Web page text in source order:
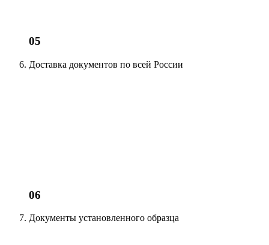
05
Доставка документов по всей России
06
Документы установленного образца